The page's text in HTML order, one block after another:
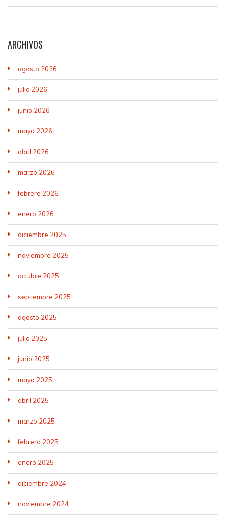
ARCHIVOS
agosto 2026
julio 2026
junio 2026
mayo 2026
abril 2026
marzo 2026
febrero 2026
enero 2026
diciembre 2025
noviembre 2025
octubre 2025
septiembre 2025
agosto 2025
julio 2025
junio 2025
mayo 2025
abril 2025
marzo 2025
febrero 2025
enero 2025
diciembre 2024
noviembre 2024